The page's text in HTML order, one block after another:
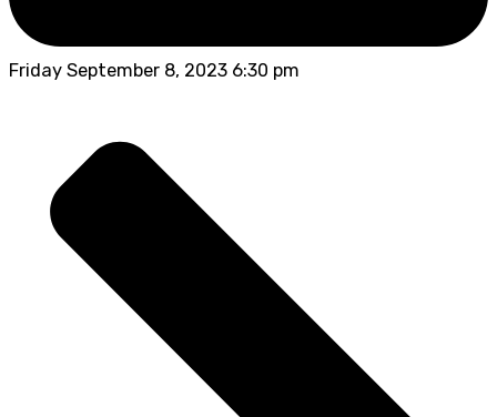
Friday September 8, 2023 6:30 pm